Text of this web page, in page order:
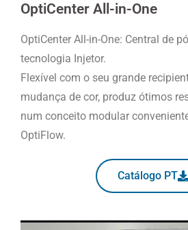
OptiCenter All-in-One
OptiCenter All-in-One: Central de
tecnologia Injetor.
Flexível com o seu grande
mudança de cor, produz ótimos
num conceito modular
OptiFlow.
Catálogo PT